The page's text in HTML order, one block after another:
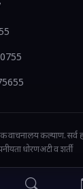
वाचनालय कल्याण. सर्व
धोरणअटी व शर्ती